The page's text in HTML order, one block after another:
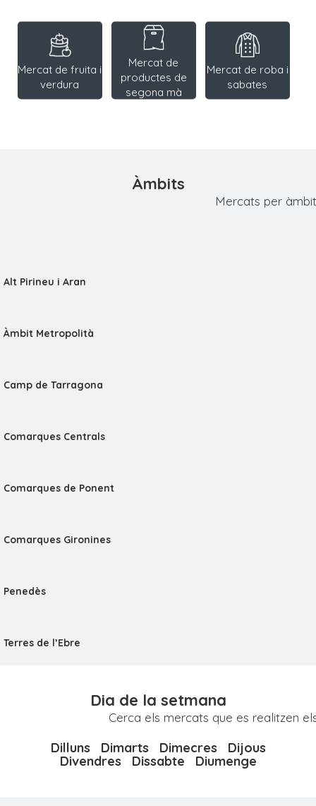
Mercat de fruita i
verdura
Mercat de
productes de
segona mà
Mercat de roba i
sabates
Àmbits
Mercats per
Alt Pirineu i Aran
Àmbit Metropolità
Camp de Tarragona
Comarques Centrals
Comarques de Ponent
Comarques Gironines
Penedès
Terres de l’Ebre
Dia de la setmana
Cerca els mercats que es realitzen
Dilluns Dimarts Dimecres
Dijous
Divendres
Dissabte Diumenge